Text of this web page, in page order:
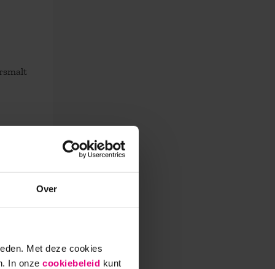
Over
Met deze cookies
In onze cookiebeleid kunt
nog